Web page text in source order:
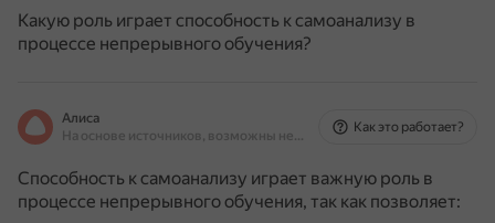
Какую роль играет способность к самоанализу в
процессе непрерывного обучения?
Алиса
На основе источников, возможны неточности
Как это работает?
Способность к самоанализу играет важную роль в
процессе непрерывного обучения, так как позволяет: